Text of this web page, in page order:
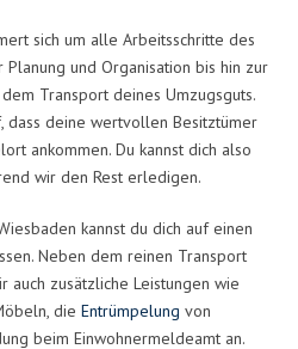
sich um alle Arbeitsschritte des
und Organisation bis hin zur
Transport deines Umzugsguts.
dass deine wertvollen Besitztümer
ankommen. Du kannst dich also
wir den Rest erledigen.
kannst du dich auf einen
Neben dem reinen Transport
auch zusätzliche Leistungen wie
die Entrümpelung von
beim Einwohnermeldeamt an.